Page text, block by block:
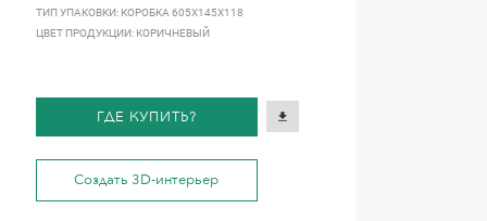
ТИП УПАКОВКИ: КОРОБКА 605Х145Х118
ЦВЕТ ПРОДУКЦИИ: КОРИЧНЕВЫЙ
ГДЕ КУПИТЬ?
Создать 3D-интерьер